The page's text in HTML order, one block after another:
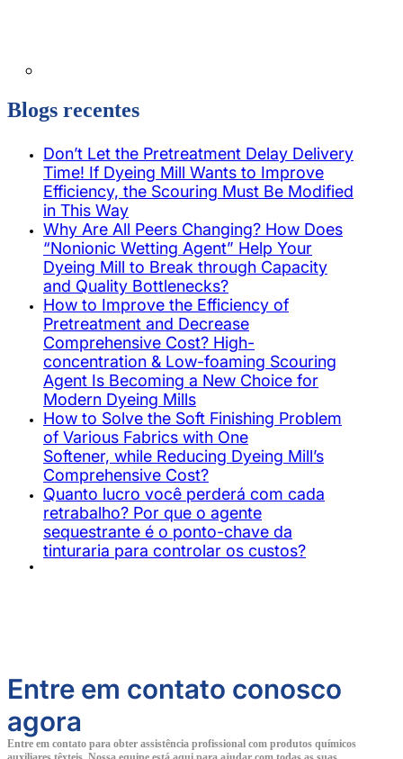
Blogs recentes
Don’t Let the Pretreatment Delay Delivery
Time! If Dyeing Mill Wants to Improve
Efficiency, the Scouring Must Be Modified
in This Way
Why Are All Peers Changing? How Does
“Nonionic Wetting Agent” Help Your
Dyeing Mill to Break through Capacity
and Quality Bottlenecks?
How to Improve the Efficiency of
Pretreatment and Decrease
Comprehensive Cost? High-
concentration & Low-foaming Scouring
Agent Is Becoming a New Choice for
Modern Dyeing Mills
How to Solve the Soft Finishing Problem
of Various Fabrics with One
Softener, while Reducing Dyeing Mill’s
Comprehensive Cost?
Quanto lucro você perderá com cada
retrabalho? Por que o agente
sequestrante é o ponto-chave da
tinturaria para controlar os custos?
Entre em contato conosco
agora
Entre em contato para obter assistência profissional com produtos químicos